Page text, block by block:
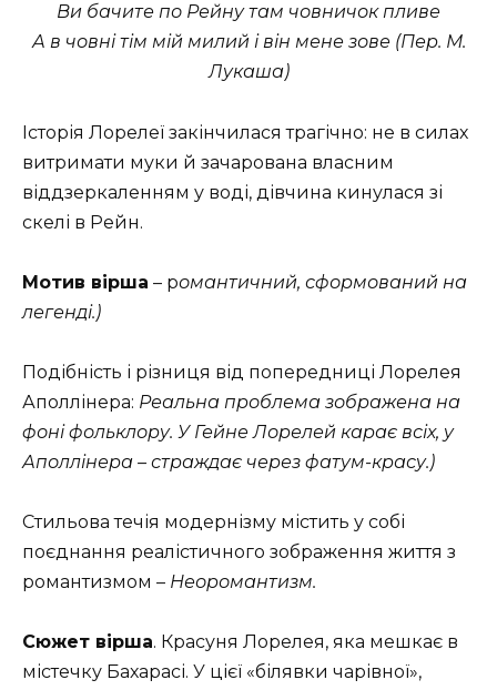
Ви бачите по Рейну там човничок пливе
А в човні тім мій милий і він мене зове (Пер. М.
Лукаша)
Історія Лорелеї закінчилася трагічно: не в силах
витримати муки й зачарована власним
віддзеркаленням у воді, дівчина кинулася зі
скелі в Рейн.
Мотив вірша – романтичний, сформований на
легенді.)
Подібність і різниця від попередниці Лорелея
Аполлінера: Реальна проблема зображена на
фоні фольклору. У Гейне Лорелей карає всіх, у
Аполлінера – страждає через фатум-красу.)
Стильова течія модернізму містить у собі
поєднання реалістичного зображення життя з
романтизмом – Неоромантизм.
Сюжет вірша. Красуня Лорелея, яка мешкає в
містечку Бахарасі. У цієї «білявки чарівної»,